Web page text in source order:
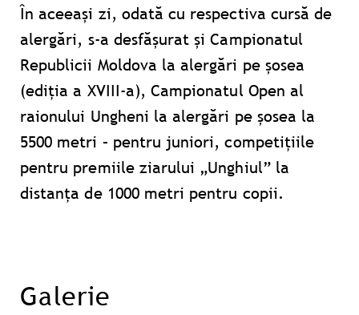
În aceeași zi, odată cu respectiva cursă de
alergări, s-a desfășurat și Campionatul
Republicii Moldova la alergări pe șosea
(ediția a XVIII-a), Campionatul Open al
raionului Ungheni la alergări pe șosea la
5500 metri – pentru juniori, competițiile
pentru premiile ziarului „Unghiul” la
distanța de 1000 metri pentru copii.
Galerie